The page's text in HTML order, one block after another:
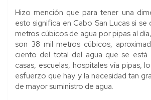
Hizo mención que para tener una
esto significa en Cabo San Lucas si se
metros cúbicos de agua por pipas al
son 38 mil metros cúbicos,
ciento del total del agua que se está
casas, escuelas, hospitales vía pipas,
esfuerzo que hay y la necesidad tan
de mayor suministro de agua.